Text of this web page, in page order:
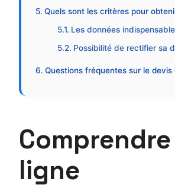
Quels sont les critères pour
Les données
Possibilité de rectifier sa
Questions fréquentes sur le
ligne